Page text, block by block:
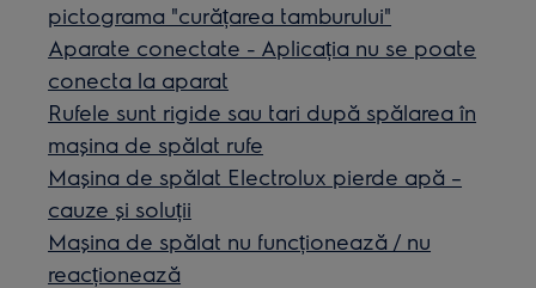
pictograma "curățarea tamburului"
Aparate conectate - Aplicația nu se poate
conecta la aparat
Rufele sunt rigide sau tari după spălarea în
mașina de spălat rufe
Mașina de spălat Electrolux pierde apă –
cauze și soluții
Mașina de spălat nu funcționează / nu
reacționează